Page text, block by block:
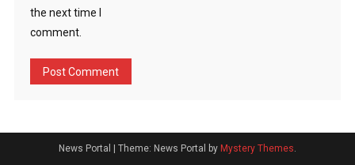
the next time I
comment.
News Portal Theme: News Portal by Mystery Themes.